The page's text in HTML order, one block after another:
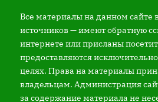
Все материалы на данном сайте
источников — имеют обратную
интернете или присланы
предоставляются
целях. Права на материалы
владельцам. Администрация
за содержание материала не